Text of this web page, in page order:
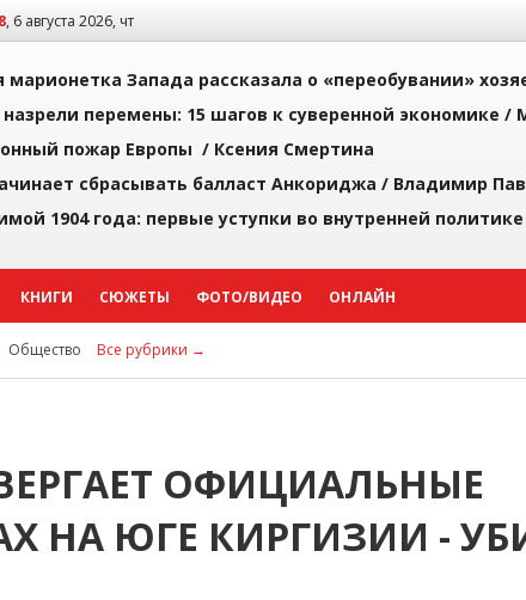
, 6 августа 2026, чт
марионетка Запада рассказала о «переобувании»
назрели перемены: 15 шагов к суверенной экономике /
пожар Европы / Ксения Смертина
сбрасывать балласт Анкориджа / Владимир
1904 года: первые уступки во внутренней
КНИГИ СЮЖЕТЫ ФОТО/ВИДЕО ОНЛАЙН
Общество Все рубрики →
ОФИЦИАЛЬНЫЕ
НА ЮГЕ КИРГИЗИИ -